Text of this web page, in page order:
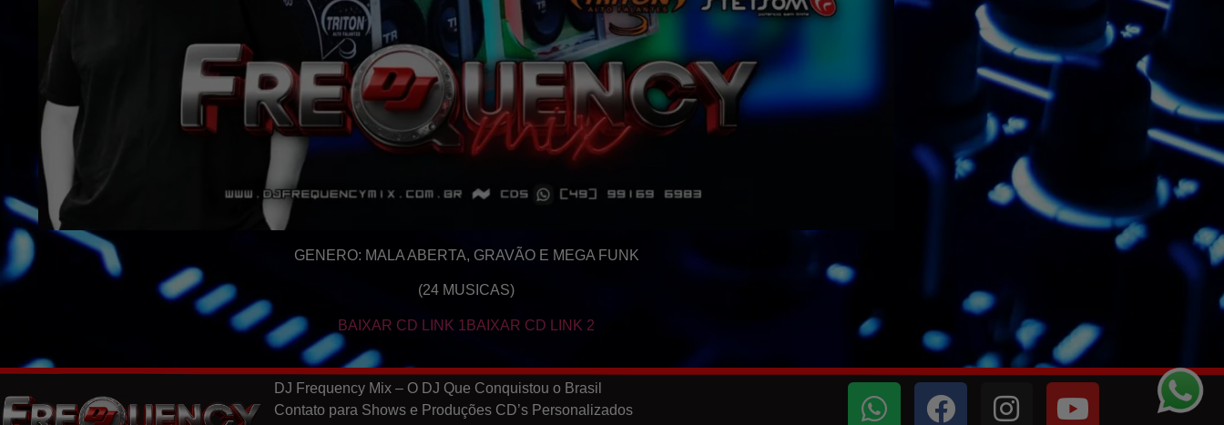
GENERO: MALA ABERTA, GRAVÃO E MEGA FUNK
(24 MUSICAS)
BAIXAR CD LINK 1 BAIXAR CD LINK 2
DJ Frequency Mix – O DJ Que Conquistou o Brasil
Contato para Shows e Produções CD’s Personalizados